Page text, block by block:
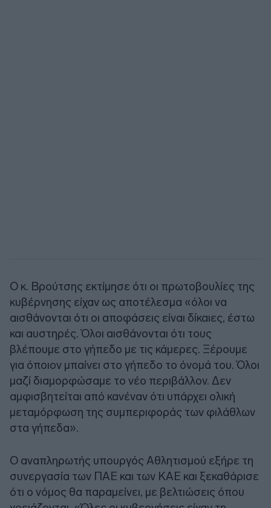
Ο κ. Βρούτσης εκτίμησε ότι οι πρωτοβουλίες της
κυβέρνησης είχαν ως αποτέλεσμα «όλοι να
αισθάνονται ότι οι αποφάσεις είναι δίκαιες, έστω
και αυστηρές. Όλοι αισθάνονται ότι τους
βλέπουμε στο γήπεδο με τις κάμερες. Ξέρουμε
για όποιον μπαίνει στο γήπεδο το όνομά του. Όλοι
μαζί διαμορφώσαμε το νέο περιβάλλον. Δεν
αμφισβητείται από κανέναν ότι υπάρχει ολική
μεταμόρφωση της συμπεριφοράς των φιλάθλων
στα γήπεδα».
Ο αναπληρωτής υπουργός Αθλητισμού εξήρε τη
συνεργασία των ΠΑΕ και των ΚΑΕ και ξεκαθάρισε
ότι ο νόμος θα παραμείνει, με βελτιώσεις όπου